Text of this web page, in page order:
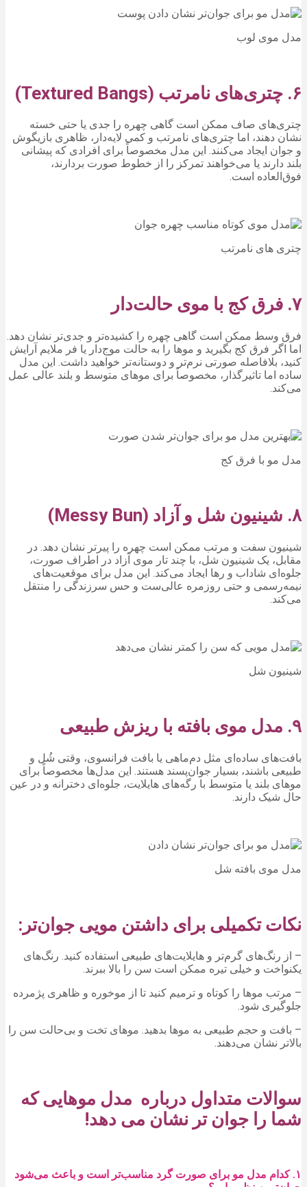
مدل موی لوب
۶. چتری‌های نامرتب (Textured Bangs)
چتری‌های صاف ممکن است گاهی چهره را جدی یا حتی خسته
نشان دهند، اما چتری‌های نامرتب و کمی لایه‌دار، ظاهری بازیگوش
و جوان ایجاد می‌کنند. این مدل مخصوصاً برای افرادی که پیشانی
بلند دارند یا می‌خواهند تمرکز را از خطوط صورت بردارند،
فوق‌العاده است.
چتری های نامرتب
۷. فرق کج با موی حالت‌دار
فرق وسط ممکن است گاهی چهره را کشیده‌تر و جدی‌تر نشان دهد.
اما اگر فرق کج بگیرید و موها را به حالت موج‌دار یا فر ملایم آرایش
کنید، بلافاصله صورتی نرم‌تر و دوستانه‌تر خواهید داشت. این مدل
ساده اما تاثیرگذار، مخصوصاً برای موهای متوسط و بلند عالی عمل
می‌کند.
مدل مو با فرق کج
۸. شینیون شل و آزاد (Messy Bun)
شینیون سفت و مرتب ممکن است چهره را پیرتر نشان دهد. در
مقابل، یک شینیون شل، با چند تار موی آزاد در اطراف صورت،
جلوه‌ای شاداب و رها ایجاد می‌کند. این مدل برای موقعیت‌های
نیمه‌رسمی و حتی روزمره عالی‌ست و حس سرزندگی را منتقل
می‌کند.
شینیون شل
۹. مدل موی بافته با ریزش طبیعی
بافت‌های ساده‌ای مثل دم‌ماهی یا بافت فرانسوی، وقتی شُل و
طبیعی باشند، بسیار جوان‌پسند هستند. این مدل‌ها مخصوصاً برای
موهای بلند یا متوسط با رگه‌های هایلایت، جلوه‌ای دخترانه و در عین
حال شیک دارند.
مدل موی بافته شل
نکات تکمیلی برای داشتن مویی جوان‌تر:
– از رنگ‌های گرم‌تر و هایلایت‌های طبیعی استفاده کنید. رنگ‌های
یکنواخت و خیلی تیره ممکن است سن را بالا ببرند.
– مرتب موها را کوتاه و ترمیم کنید تا از موخوره و ظاهری پژمرده
جلوگیری شود.
– بافت و حجم طبیعی به موها بدهید. موهای تخت و بی‌حالت سن را
بالاتر نشان می‌دهند.
سوالات متداول درباره مدل موهایی که
شما را جوان تر نشان می دهد!
۱. کدام مدل مو برای صورت گرد مناسب‌تر است و باعث می‌شود